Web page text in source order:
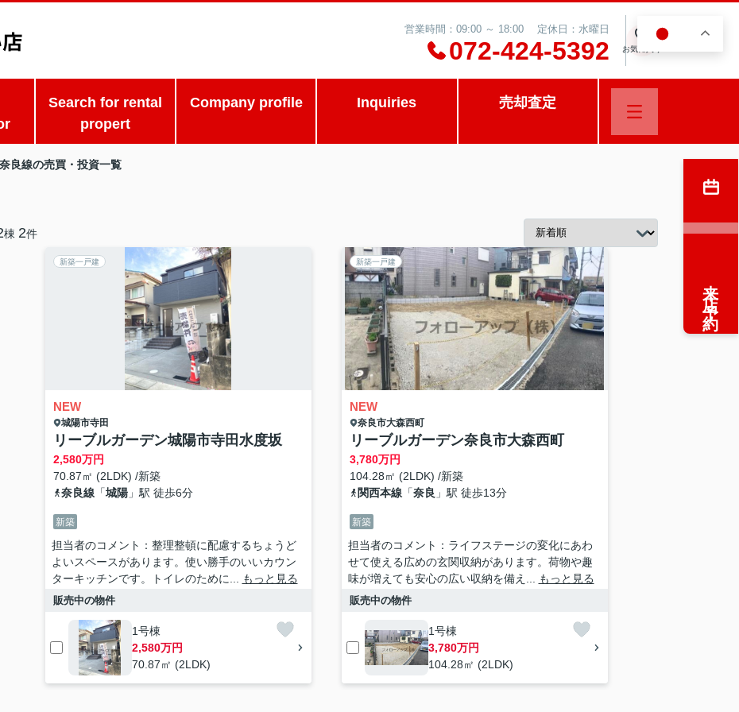
営業時間：09:00 ～ 18:00 定休日：水曜日
072-424-5392 お気に入り
Search for rental
propert
Company profile Inquiries 売却査定
奈良線の売買・投資一覧
棟 2件
新築一戸建
NEW
城陽市寺田
リーブルガーデン城陽市寺田水度坂
2,580万円
70.87㎡ (2LDK) /新築
奈良線「城陽」駅 徒歩6分
新築
担当者のコメント：整理整頓に配慮するちょうど
よいスペースがあります。使い勝手のいいカウン
ターキッチンです。トイレのために...
もっと見る
販売中の物件
1号棟
2,580万円
70.87㎡ (2LDK)
新築一戸建
NEW
奈良市大森西町
リーブルガーデン奈良市大森西町
3,780万円
104.28㎡ (2LDK) /新築
関西本線「奈良 」駅 徒歩13分
新築
担当者のコメント：ライフステージの変化にあわ
せて使える広めの玄関収納があります。荷物や趣
味が増えても安心の広い収納を備え...
もっと見る
販売中の物件
1号棟
3,780万円
104.28㎡ (2LDK)
来店予約